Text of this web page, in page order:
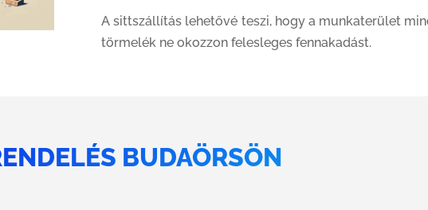
A sittszállítás lehetővé teszi, hogy a munkaterület
törmelék ne okozzon felesleges fennakadást.
BUDAÖRSÖN